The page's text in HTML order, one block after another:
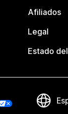
Afiliados
Legal
Estado